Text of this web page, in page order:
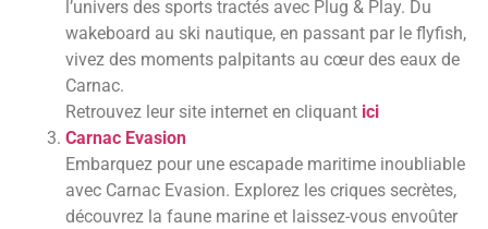
l’univers des sports tractés avec Plug & Play. Du
wakeboard au ski nautique, en passant par le flyfish,
vivez des moments palpitants au cœur des eaux de
Carnac.
Retrouvez leur site internet en cliquant ici
Carnac Evasion
Embarquez pour une escapade maritime inoubliable
avec Carnac Evasion. Explorez les criques secrètes,
découvrez la faune marine et laissez-vous envoûter